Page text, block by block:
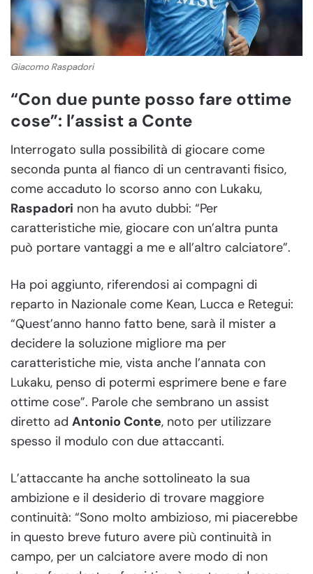
Giacomo Raspadori
“Con due punte posso fare ottime
cose”: l’assist a Conte
Interrogato sulla possibilità di giocare come
seconda punta al fianco di un centravanti fisico,
come accaduto lo scorso anno con Lukaku,
Raspadori non ha avuto dubbi: “Per
caratteristiche mie, giocare con un’altra punta
può portare vantaggi a me e all’altro calciatore”.
Ha poi aggiunto, riferendosi ai compagni di
reparto in Nazionale come Kean, Lucca e Retegui:
“Quest’anno hanno fatto bene, sarà il mister a
decidere la soluzione migliore ma per
caratteristiche mie, vista anche l’annata con
Lukaku, penso di potermi esprimere bene e fare
ottime cose”. Parole che sembrano un assist
diretto ad Antonio Conte, noto per utilizzare
spesso il modulo con due attaccanti.
L’attaccante ha anche sottolineato la sua
ambizione e il desiderio di trovare maggiore
continuità: “Sono molto ambizioso, mi piacerebbe
in questo breve futuro avere più continuità in
campo, per un calciatore avere modo di non